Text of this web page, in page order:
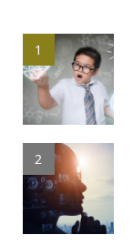
1
2